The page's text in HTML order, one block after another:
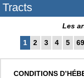
Tracts
Les
1 2 3 4 5 69
CONDITIONS